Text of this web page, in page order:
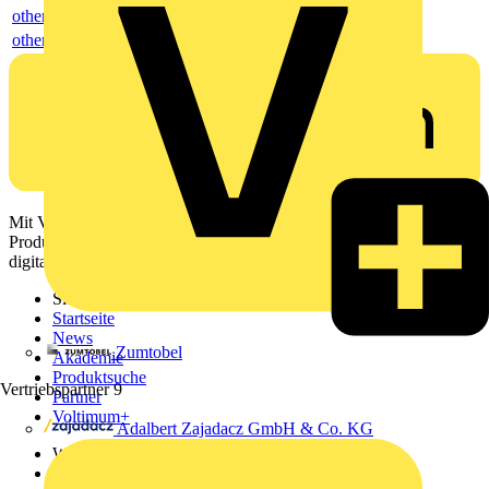
Zumtobel
Vertriebspartner 9
Adalbert Zajadacz GmbH & Co. KG
others
others
Mit Voltimum erhalten Elektrofachkräfte Zugang zu Branchennews,
Produktinformationen, Schulungen und Tools – alles auf einer
digitalen Plattform und Community.
Sitemap
Startseite
News
Akademie
Produktsuche
Partner
Voltimum+
Weitere Links